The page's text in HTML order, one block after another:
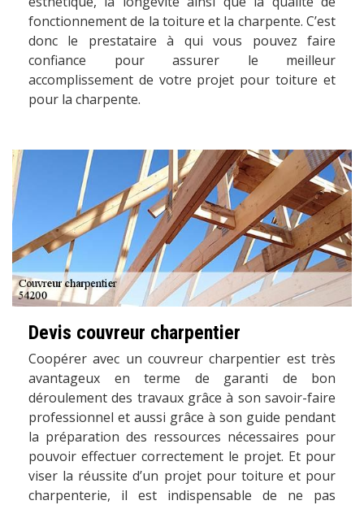
fonctionnement de la toiture et la charpente. C’est
donc le prestataire à qui vous pouvez faire
confiance pour assurer le meilleur
accomplissement de votre projet pour toiture et
pour la charpente.
Devis couvreur charpentier
Coopérer avec un couvreur charpentier est très
avantageux en terme de garanti de bon
déroulement des travaux grâce à son savoir-faire
professionnel et aussi grâce à son guide pendant
la préparation des ressources nécessaires pour
pouvoir effectuer correctement le projet. Et pour
viser la réussite d’un projet pour toiture et pour
charpenterie, il est indispensable de ne pas